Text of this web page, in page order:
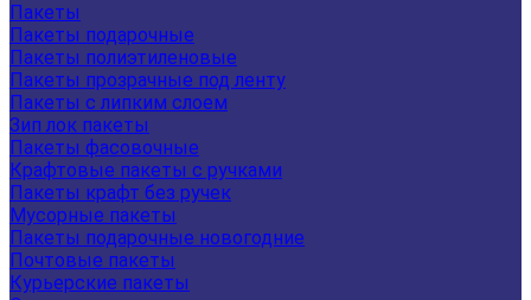
Пакеты
Пакеты подарочные
Пакеты полиэтиленовые
Пакеты прозрачные под ленту
Пакеты с липким слоем
Зип лок пакеты
Пакеты фасовочные
Крафтовые пакеты с ручками
Пакеты крафт без ручек
Мусорные пакеты
Пакеты подарочные новогодние
Почтовые пакеты
Курьерские пакеты